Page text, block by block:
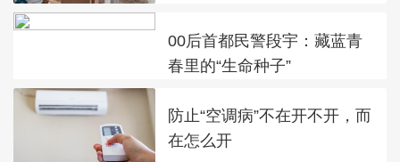
00后首都民警段宇：藏蓝青
春里的“生命种子”
防止“空调病”不在开不开，而
在怎么开